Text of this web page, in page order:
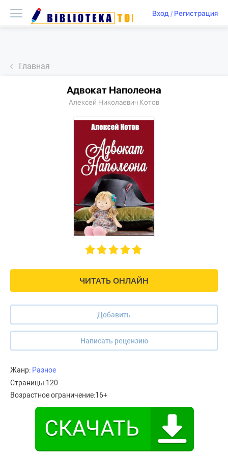
Вход/ Регистрация
Главная
ЧИТАТЬ ОНЛАЙН
Добавить
Написать рецензию
Адвокат Наполеона
Алексей Николаевич Котов
Жанр: Разное
Страницы:120
Возрастное ограничение:16+